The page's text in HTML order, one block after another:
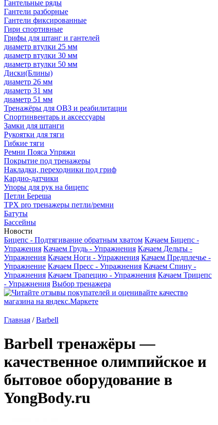
Гантельные ряды
Гантели разборные
Гантели фиксированные
Гири спортивные
Грифы для штанг и гантелей
диаметр втулки 25 мм
диаметр втулки 30 мм
диаметр втулки 50 мм
Диски(Блины)
диаметр 26 мм
диаметр 31 мм
диаметр 51 мм
Тренажёры для ОВЗ и реабилитации
Спортинвентарь и аксессуары
Замки для штанги
Рукоятки для тяги
Гибкие тяги
Ремни Пояса Упряжи
Покрытие под тренажеры
Накладки, переходники под гриф
Кардио-датчики
Упоры для рук на бицепс
Петли Береша
TРX pro тренажеры петли/ремни
Батуты
Бассейны
Новости
Бицепс - Подтягивание обратным хватом Качаем Бицепс -
Упражения Качаем Грудь - Упражнения Качаем Дельты -
Упражнения Качаем Ноги - Упражнения Качаем Предплечье -
Упражнение Качаем Пресс - Упражнения Качаем Спину -
Упражнения Качаем Трапецию - Упражнения Качаем Трицепс
- Упражнения Выбор тренажера
Главная / Barbell
Barbell тренажёры —
качественное олимпийское и
бытовое оборудование в
YongBody.ru